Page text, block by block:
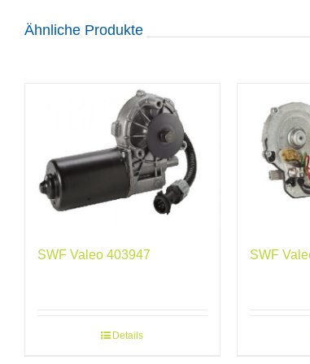
Ähnliche Produkte
SWF Valeo 403947
Details
SWF